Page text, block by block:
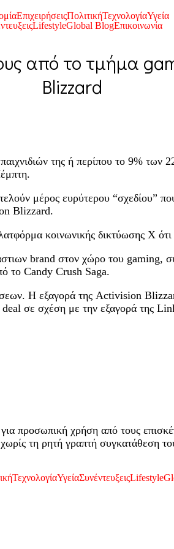
ΕπιχειρήσειςΠολιτικήΤεχνολογίαΥγεία
LifestyleGlobal BlogΕπικοινωνία
από το τμήμα
Blizzard
της ή περίπου το 9%
μέρος ευρύτερου “σχεδίου”
Blizzard.
κοινωνικής δικτύωσης X
brand στον χώρο του
το Candy Crush Saga.
Η εξαγορά της Activision
deal σε σχέση με την εξαγορά της
για προσωπική χρήση από τους
τη ρητή γραπτή συγκατάθεση
ΤεχνολογίαΥγείαΣυνέντευξειςLifestyle